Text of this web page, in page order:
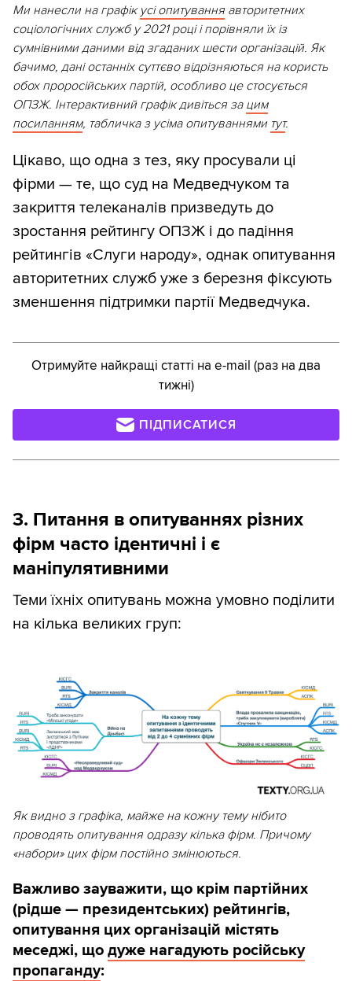
Ми нанесли на графік усі опитуванняавторитетних
соціологічних служб у 2021 році і порівняли їх із
сумнівними даними від згаданих шести організацій. Як
бачимо, дані останніх суттєво відрізняються на користь
обох проросійських партій, особливо це стосується
ОПЗЖ. Інтерактивний графік дивіться за цим
посиланням, табличка з усіма опитуваннями тут.
Цікаво, що одна з тез, яку просували ці
фірми — те, що суд на Медведчуком та
закриття телеканалів призведуть до
зростання рейтингу ОПЗЖ і до падіння
рейтингів «Слуги народу», однак опитування
авторитетних служб уже з березня фіксують
зменшення підтримки партії Медведчука.
Отримуйте найкращі статті на e-mail (раз на два
тижні)
ПІДПИСАТИСЯ
3. Питання в опитуваннях різних
фірм часто ідентичні і є
маніпулятивними
Теми їхніх опитувань можна умовно поділити
на кілька великих груп:
Як видно з графіка, майже на кожну тему нібито
проводять опитування одразу кілька фірм. Причому
«набори» цих фірм постійно змінюються.
Важливо зауважити, що крім партійних
(рідше — президентських) рейтингів,
опитування цих організацій містять
меседжі, що дуже нагадують російську
пропаганду: